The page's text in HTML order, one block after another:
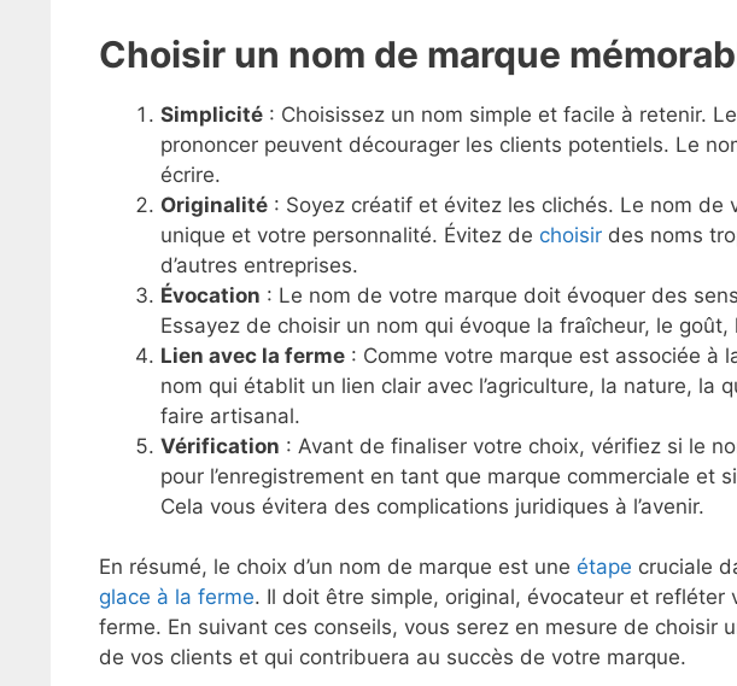
Choisir un nom de marque
Simplicité : Choisissez un nom simple et facile à retenir.
prononcer peuvent décourager les clients potentiels. Le
écrire.
Originalité : Soyez créatif et évitez les clichés. Le nom
unique et votre personnalité. Évitez de choisir des noms
d’autres entreprises.
Évocation : Le nom de votre marque doit évoquer des
Essayez de choisir un nom qui évoque la fraîcheur, le
Lien avec la ferme : Comme votre marque est associée à
nom qui établit un lien clair avec l’agriculture, la nature, la
faire artisanal.
Vérification : Avant de finaliser votre choix, vérifiez si le
pour l’enregistrement en tant que marque commerciale et
Cela vous évitera des complications juridiques à l’avenir.
En résumé, le choix d’un nom de marque est une étape cruciale
glace à la ferme. Il doit être simple, original, évocateur et
ferme. En suivant ces conseils, vous serez en mesure de choisir
de vos clients et qui contribuera au succès de votre marque.